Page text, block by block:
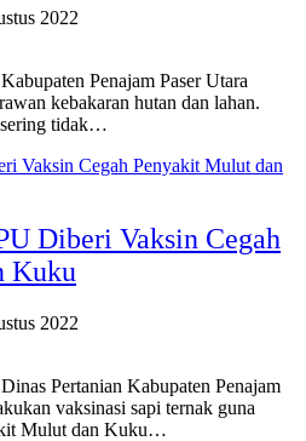
2022
Penajam Paser Utara
kebakaran hutan dan lahan.
tidak…
Diberi Vaksin Cegah
Kuku
2022
Pertanian Kabupaten Penajam
vaksinasi sapi ternak guna
Mulut dan Kuku…